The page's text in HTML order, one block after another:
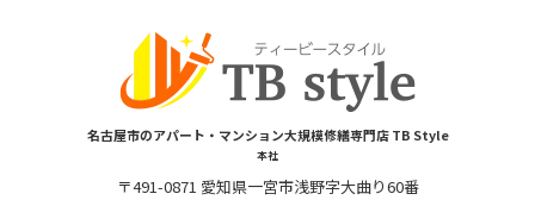
名古屋市のアパート・マンション大規模修繕専門店 TB Style
本社
〒491-0871 愛知県一宮市浅野字大曲り60番